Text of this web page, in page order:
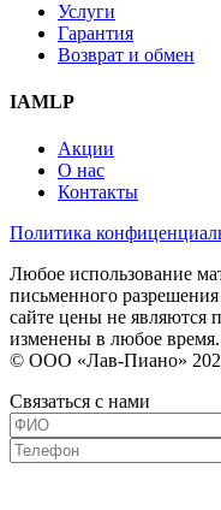
Услуги
Гарантия
Возврат и обмен
IAMLP
Акции
О нас
Контакты
Политика
Любое использование
письменного
сайте цены не являются
изменены в любое время.
© ООО «Лав-Пиано»
Связаться с нами